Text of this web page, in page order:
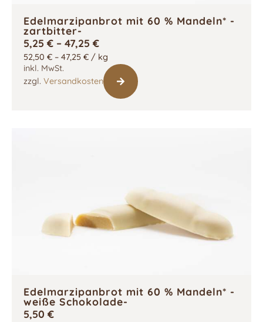
Edelmarzipanbrot mit 60 % Mandeln* -
zartbitter-
5,25 € – 47,25 €
52,50 € – 47,25 € / kg
inkl. MwSt.
zzgl. Versandkosten
Edelmarzipanbrot mit 60 % Mandeln* -
weiße Schokolade-
5,50 €